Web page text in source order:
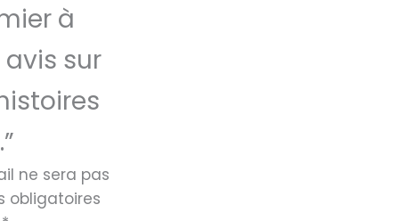
à
sur
ne sera pas
obligatoires